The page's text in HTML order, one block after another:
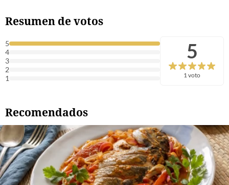
Resumen de votos
5
4
3
2
1
5
1 voto
Recomendados